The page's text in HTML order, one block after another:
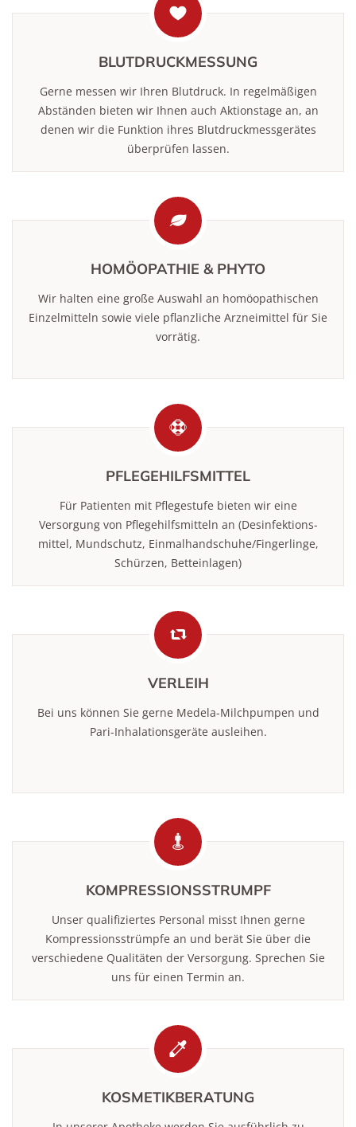
BLUTDRUCKMESSUNG
Gerne messen wir Ihren Blutdruck. In regelmäßigen
Abständen bieten wir Ihnen auch Aktionstage an, an
denen wir die Funktion ihres Blutdruckmessgerätes
überprüfen lassen.
HOMÖOPATHIE & PHYTO
Wir halten eine große Auswahl an homöopathischen
Einzelmitteln sowie viele pflanzliche Arzneimittel für Sie
vorrätig.
PFLEGEHILFSMITTEL
Für Patienten mit Pflegestufe bieten wir eine
Versorgung von Pflegehilfsmitteln an (Desinfektions­
mittel, Mundschutz, Einmal­hand­schuhe/Fingerlinge,
Schürzen, Betteinlagen)
VERLEIH
Bei uns können Sie gerne Medela-Milchpumpen und
Pari-Inhalationsgeräte ausleihen.
KOMPRESSIONSSTRUMPF
Unser qualifiziertes Personal misst Ihnen gerne
Kompressionsstrümpfe an und berät Sie über die
verschiedene Qualitäten der Versorgung. Sprechen Sie
uns für einen Termin an.
KOSMETIKBERATUNG